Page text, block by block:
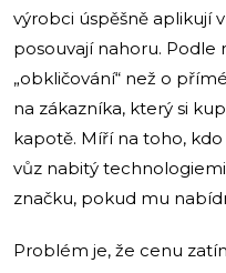
výrobci úspěšně aplikují
posouvají nahoru. Podle
„obkličování“ než o
na zákazníka, který si
kapotě. Míří na toho,
vůz nabitý
značku, pokud mu
Problém je, že cenu